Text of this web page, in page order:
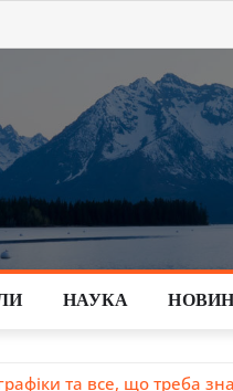
НАУКА
та все, що треба